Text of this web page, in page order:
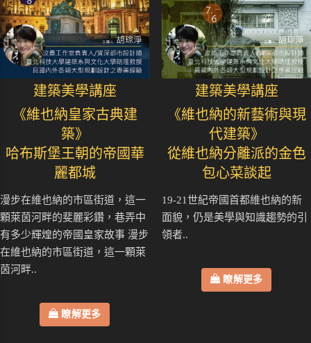
建築美學講座
《維也納皇家古典建
築》
哈布斯堡王朝的帝國華
麗都城
漫步在維也納的市區街道，這一
顆萊茵河畔的斐麗彩鑽，巷弄中
有多少輝煌的帝國皇家故事 漫步
在維也納的市區街道，這一顆萊
茵河畔..
瞭解更多
建築美學講座
《維也納的新藝術與現
代建築》
從維也納分離派的金色
包心菜談起
19-21世紀帝國首都維也納的新
面貌，仍是美學與知識趨勢的引
領者..
瞭解更多